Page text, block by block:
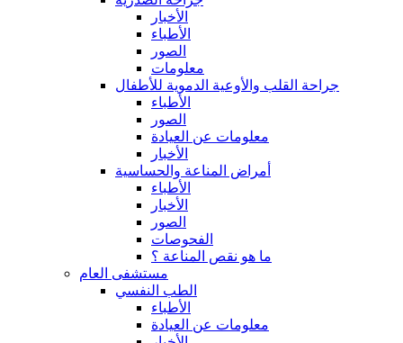
الأخبار
الأطباء
الصور
معلومات
جراحة القلب والأوعية الدموية للأطفال
الأطباء
الصور
معلومات عن العيادة
الأخبار
أمراض المناعة والحساسية
الأطباء
الأخبار
الصور
الفحوصات
ما هو نقص المناعة ؟
مستشفى العام
الطب النفسي
الأطباء
معلومات عن العيادة